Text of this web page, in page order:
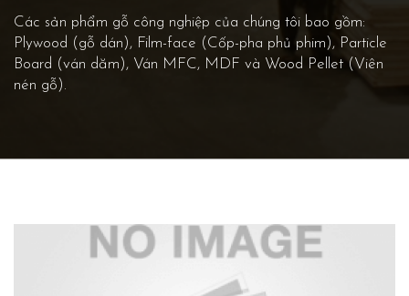
Các sản phẩm gỗ công nghiệp của chúng tôi bao gồm:
Plywood (gỗ dán), Film-face (Cốp-pha phủ phim), Particle
Board (ván dăm), Ván MFC, MDF và Wood Pellet (Viên
nén gỗ).